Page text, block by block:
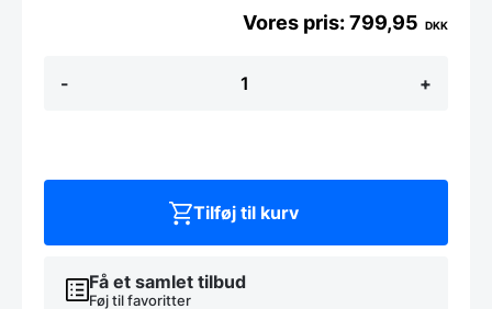
-
Skyline
lak
+
799,95 DKK
Få et samlet tilbud
Føj til favoritter
Tilføj til kurv